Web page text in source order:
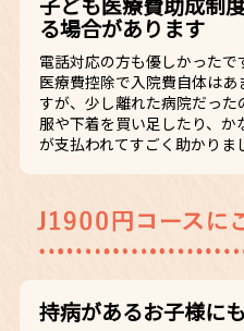
る場合があります
電話対応の方も優しかったで
医療費控除で入院費自体は
すが、少し離れた病院だった
服や下着を買い足したり、
が支払われてすごく助かりま
持病があるお子様に